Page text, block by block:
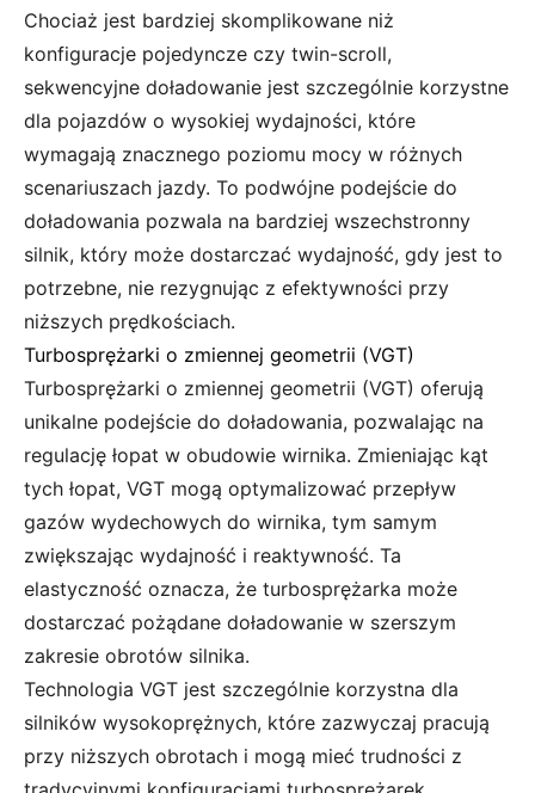
Chociaż jest bardziej skomplikowane niż
konfiguracje pojedyncze czy twin-scroll,
sekwencyjne doładowanie jest szczególnie korzystne
dla pojazdów o wysokiej wydajności, które
wymagają znacznego poziomu mocy w różnych
scenariuszach jazdy. To podwójne podejście do
doładowania pozwala na bardziej wszechstronny
silnik, który może dostarczać wydajność, gdy jest to
potrzebne, nie rezygnując z efektywności przy
niższych prędkościach.
Turbosprężarki o zmiennej geometrii (VGT)
Turbosprężarki o zmiennej geometrii (VGT) oferują
unikalne podejście do doładowania, pozwalając na
regulację łopat w obudowie wirnika. Zmieniając kąt
tych łopat, VGT mogą optymalizować przepływ
gazów wydechowych do wirnika, tym samym
zwiększając wydajność i reaktywność. Ta
elastyczność oznacza, że turbosprężarka może
dostarczać pożądane doładowanie w szerszym
zakresie obrotów silnika.
Technologia VGT jest szczególnie korzystna dla
silników wysokoprężnych, które zazwyczaj pracują
przy niższych obrotach i mogą mieć trudności z